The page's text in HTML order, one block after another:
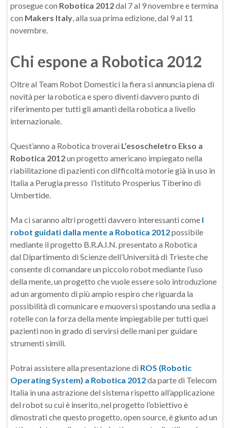
prosegue con Robotica 2012dal 7 al 9 novembre e termina
con Makers Italy, alla sua prima edizione, dal 9 al 11
novembre.
Chi espone a Robotica 2012
Oltre al Team Robot Domestici la fiera si annuncia piena di
novità per la robotica e spero diventi davvero punto di
riferimento per tutti gli amanti della robotica a livello
internazionale.
Quest’anno a Robotica troverai L’esoscheletro Ekso a
Robotica 2012un progetto americano impiegato nella
riabilitazione di pazienti con difficoltà motorie già in uso in
Italia a Perugia presso l’Istituto Prosperius Tiberino di
Umbertide.
Ma ci saranno altri progetti davvero interessanti come I
robot guidati dalla mente a Robotica 2012possibile
mediante il progetto B.R.A.I.N. presentato a Robotica
dal Dipartimento di Scienze dell’Università di Trieste che
consente di comandare un piccolo robot mediante l’uso
della mente, un progetto che vuole essere solo introduzione
ad un argomento di più ampio respiro che riguarda la
possibilità di comunicare e muoversi spostando una sedia a
rotelle con la forza della mente impiegabile per tutti quei
pazienti non in grado di servirsi delle mani per guidare
strumenti simili.
Potrai assistere alla presentazione di ROS (Robotic
Operating System) a Robotica 2012da parte di Telecom
Italia in una astrazione del sistema rispetto all’applicazione
del robot su cui è inserito, nel progetto l’obiettivo è
dimostrati che questo progetto, open source, è giunto ad un